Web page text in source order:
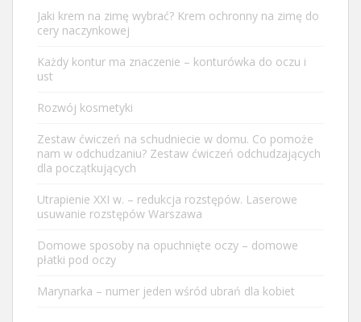
Jaki krem na zimę wybrać? Krem ochronny na zimę do
cery naczynkowej
Każdy kontur ma znaczenie – konturówka do oczu i
ust
Rozwój kosmetyki
Zestaw ćwiczeń na schudniecie w domu. Co pomoże
nam w odchudzaniu? Zestaw ćwiczeń odchudzających
dla początkujących
Utrapienie XXI w. – redukcja rozstępów. Laserowe
usuwanie rozstępów Warszawa
Domowe sposoby na opuchnięte oczy – domowe
płatki pod oczy
Marynarka – numer jeden wśród ubrań dla kobiet